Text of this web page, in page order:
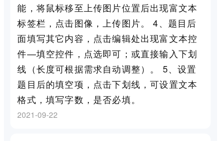
能，将鼠标移至上传图片位置后出现富文本
标签栏，点击图像，上传图片。 4、题目后
面填写其它内容，点击编辑处出现富文本控
件—填空控件，点选即可；或直接输入下划
线（长度可根据需求自动调整）。 5、设置
题目后的填空项，点击下划线，可设置文本
格式，填写字数，是否必填。
2021-09-22